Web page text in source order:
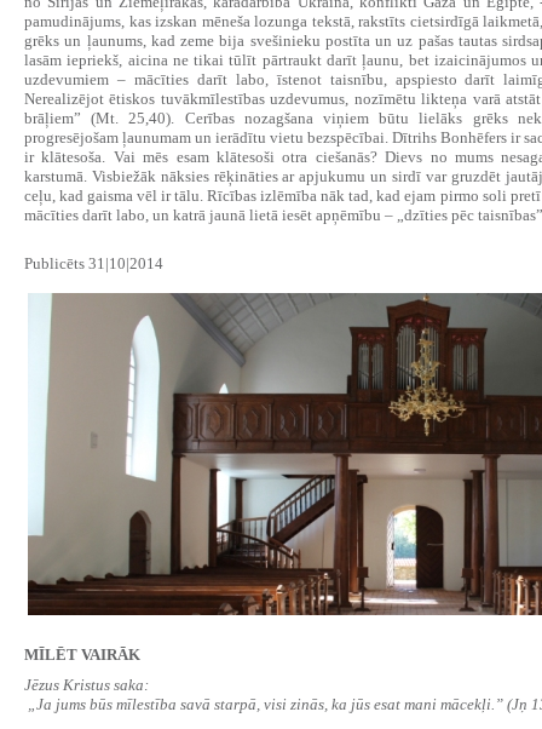
pamudinājums, kas izskan mēneša lozunga tekstā, rakstīts cietsirdīgā
grēks un ļaunums, kad zeme bija svešinieku postīta un uz pašas tautas
lasām iepriekš, aicina ne tikai tūlīt pārtraukt darīt ļaunu, bet izaicinājumos
uzdevumiem – mācīties darīt labo, īstenot taisnību, apspiesto darīt
Nerealizējot ētiskos tuvākmīlestības uzdevumus, nozīmētu likteņa varā
brāļiem” (Mt. 25,40). Cerības nozagšana viņiem būtu lielāks grēks
progresējošam ļaunumam un ierādītu vietu bezspēcībai. Dītrihs Bonhēfers ir
ir klātesoša. Vai mēs esam klātesoši otra ciešanās? Dievs no mums
karstumā. Visbiežāk nāksies rēķināties ar apjukumu un sirdī var gruzdēt
ceļu, kad gaisma vēl ir tālu. Rīcības izlēmība nāk tad, kad ejam pirmo soli
mācīties darīt labo, un katrā jaunā lietā iesēt apņēmību – „dzīties pēc
Publicēts 31|10|2014
MĪLĒT VAIRĀK
Jēzus Kristus saka:
„Ja jums būs mīlestība savā starpā, visi zinās, ka jūs esat mani mācekļi.” (Jņ